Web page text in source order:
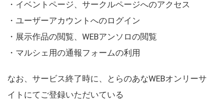
・イベントページ、サークルページへのアクセス
・ユーザーアカウントへのログイン
・展示作品の閲覧、WEBアンソロの閲覧
・マルシェ用の通報フォームの利用
なお、サービス終了時に、とらのあなWEBオンリーサ
イトにてご登録いただいている